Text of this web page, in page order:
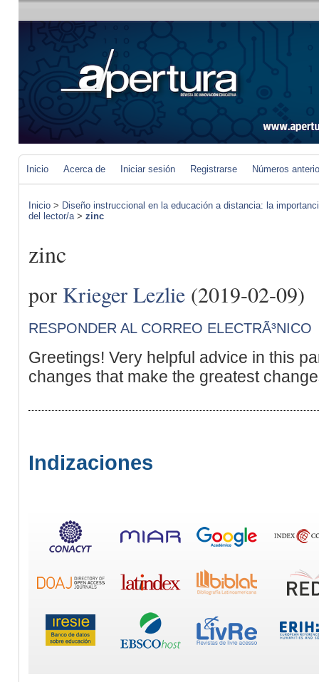
Inicio Acerca de Iniciar sesión Registrarse Números
Inicio > Diseño instruccional en la educación a distancia: la
del lector/a> zinc
zinc
por Krieger Lezlie (2019-02-09)
RESPONDER AL CORREO ELECTRÃ³NICO
Greetings! Very helpful advice in this
changes that make the greatest
Indizaciones